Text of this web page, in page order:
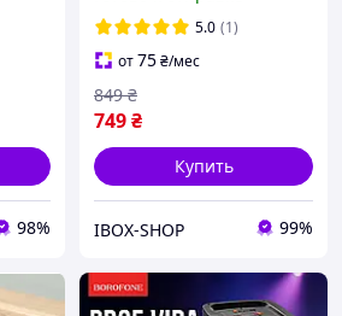
98%
5.0 (1)
от75₴/мес
749₴
849 ₴
Купить
IBOX-SHOP 99%